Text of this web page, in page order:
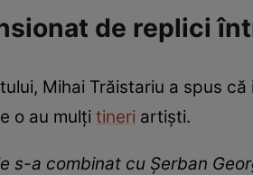
de replici
Mihai Trăistariu a spus
o au mulți tineri artiști.
s-a combinat cu Șerban